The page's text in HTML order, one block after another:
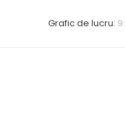
Grafic de lucru: